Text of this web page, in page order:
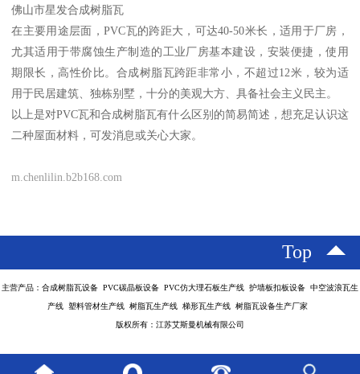
佛山市星发合成树脂瓦
在主要用途层面，PVC瓦的跨距大，可达40-50米长，适用于厂房，
尤其适用于带腐蚀生产制造的工业厂房基本建设，安裝便捷，使用
期限长，高性价比。合成树脂瓦跨距非常小，不超过12米，较为适
用于民居建筑、独栋别墅，十分的美观大方、具备社会主义民主。
以上是对PVC瓦和合成树脂瓦有什么区别的简易简述，想充足认识这
二种屋面材料，可发消息或关心大家。
m.chenlilin.b2b168.com
Top
主营产品：合成树脂瓦设备 PVC碳晶板设备 PVC仿大理石板生产线 护墙板扣板设备 中空波浪瓦生
产线 塑料管材生产线 树脂瓦生产线 梯形瓦生产线 树脂瓦设备生产厂家
版权所有：江苏艾斯曼机械有限公司